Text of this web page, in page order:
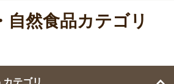
自然食品カテゴリ